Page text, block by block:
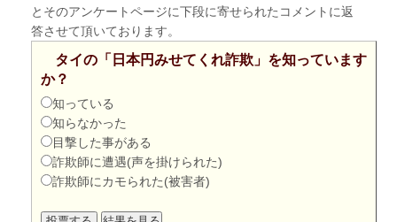
とそのアンケートページに下段に寄せられたコメントに返
答させて頂いております。
タイの「日本円みせてくれ詐欺」を知っています
か？
知っている
知らなかった
目撃した事がある
詐欺師に遭遇(声を掛けられた)
詐欺師にカモられた(被害者)